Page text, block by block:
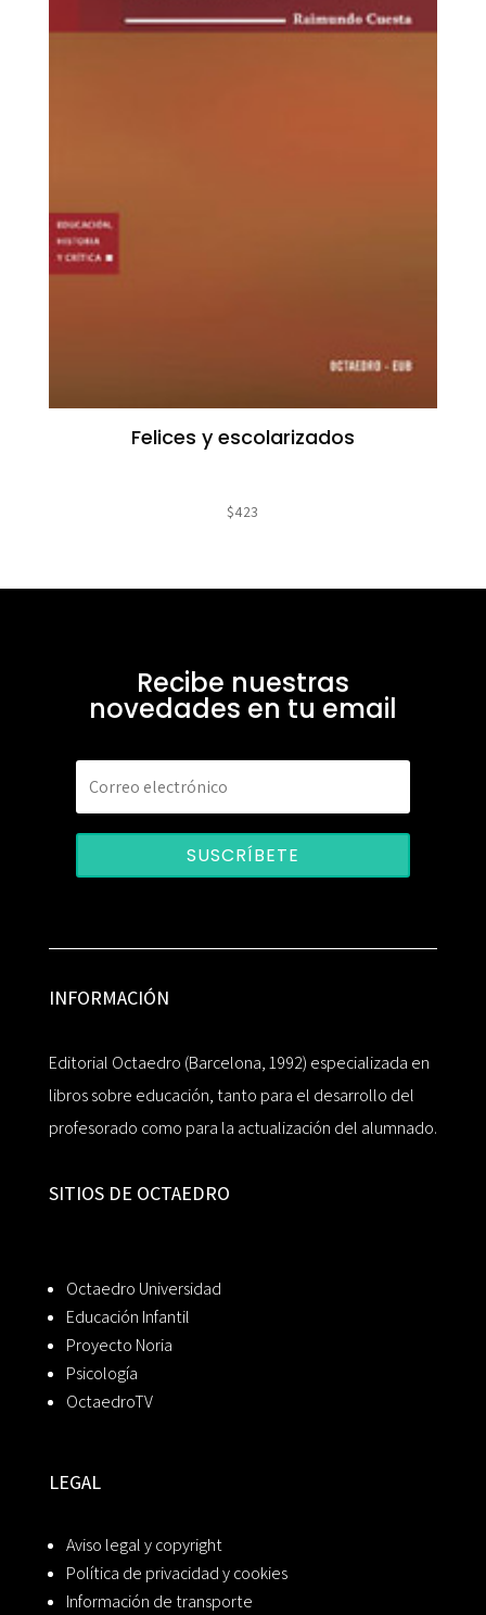
Felices y escolarizados
$423
Recibe nuestras
novedades en tu email
SUSCRÍBETE
INFORMACIÓN
Editorial Octaedro (Barcelona, 1992) especializada en
libros sobre educación, tanto para el desarrollo del
profesorado como para la actualización del alumnado.
SITIOS DE OCTAEDRO
Octaedro Universidad
Educación Infantil
Proyecto Noria
Psicología
OctaedroTV
LEGAL
Aviso legal y copyright
Política de privacidad y cookies
Información de transporte